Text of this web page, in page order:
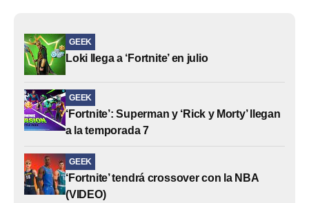
GEEK
Loki llega a ‘Fortnite’ en julio
GEEK
‘Fortnite’: Superman y ‘Rick y Morty’ llegan
a la temporada 7
GEEK
‘Fortnite’ tendrá crossover con la NBA
(VIDEO)